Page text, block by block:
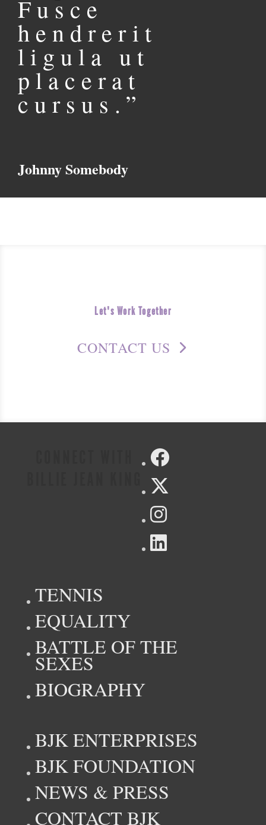
Fusce
hendrerit
ligula ut
placerat
cursus.”
Johnny Somebody
Let's Work Together
CONTACT US
TENNIS
EQUALITY
BATTLE OF THE
SEXES
BIOGRAPHY
BJK ENTERPRISES
BJK FOUNDATION
NEWS & PRESS
CONTACT BJK